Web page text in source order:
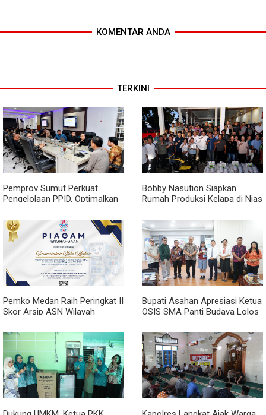
KOMENTAR ANDA
TERKINI
Pemprov Sumut Perkuat
Pengelolaan PPID, Optimalkan
Nomor 2 Tahun 2026
Bobby Nasution Siapkan
Rumah Produksi Kelapa di Nias
Pemko Medan Raih Peringkat II
Skor Arsip ASN Wilayah
Bupati Asahan Apresiasi Ketua
OSIS SMA Panti Budaya Lolos
Nasional